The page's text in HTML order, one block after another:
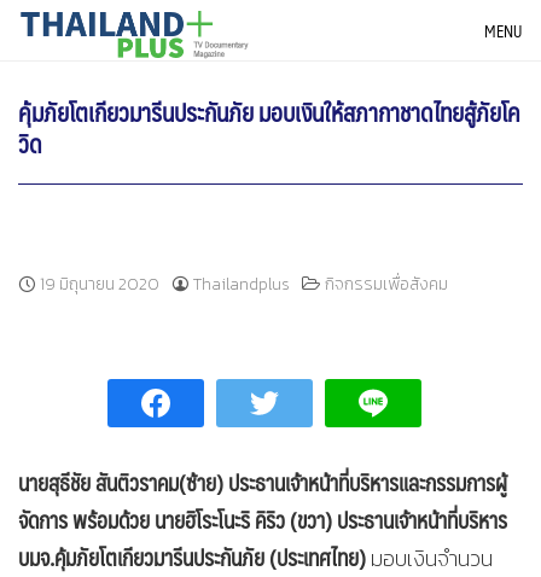
SkipTHAILANDPLUS NEWS MENU
คุ้มภัยโตเกียวมารีนประกันภัย มอบเงินให้สภากาชาดไทยสู้ภัยโค
วิด
19 มิถุนายน 2020 Thailandplus กิจกรรมเพื่อสังคม
นายสุธีชัย สันติวราคม(ซ้าย) ประธานเจ้าหน้าที่บริหารและกรรมการผู้
จัดการ พร้อมด้วย นายฮิโระโนะริ คิริว (ขวา) ประธานเจ้าหน้าที่บริหาร
บมจ.คุ้มภัยโตเกียวมารีนประกันภัย (ประเทศไทย)มอบเงินจำนวน